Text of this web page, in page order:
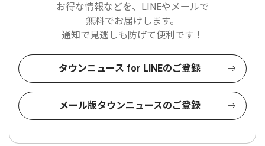
お得な情報などを、LINEやメールで
無料でお届けします。
通知で見逃しも防げて便利です！
タウンニュース for LINEのご登録
メール版タウンニュースのご登録